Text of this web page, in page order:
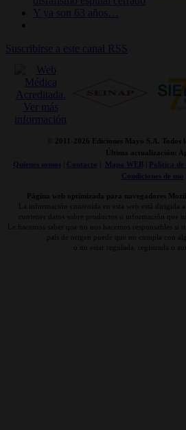
Y ya son 63 años…
Suscribirse a este canal RSS
© 2011- 2026 Ediciones Mayo S.A. Todos
Última actualización:
Quienes somos| Contacto Mapa WEB| Politica de
Condiciones de uso
Página web optimizada para navegadores
La información contenida en esta web está dirigida
contener datos sobre productos o información que
Le hacemos saber que no nos hacemos responsables si
país de origen puede que no cumpla con
o no estar regulada, registrada o